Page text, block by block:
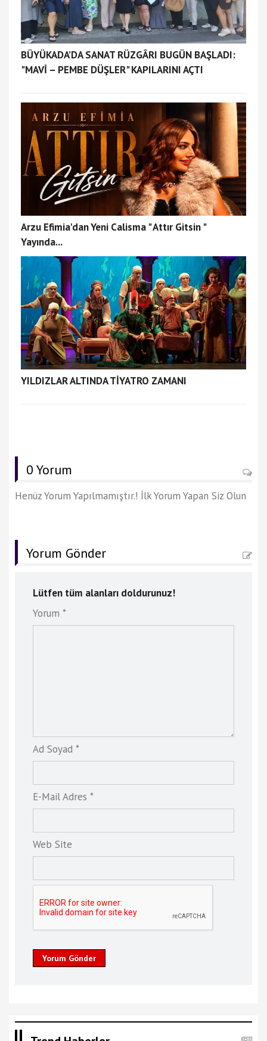
BÜYÜKADA’DA SANAT RÜZGÂRI BUGÜN BAŞLADI:
"MAVİ – PEMBE DÜŞLER" KAPILARINI AÇTI
Arzu Efimia'dan Yeni Calisma " Attır Gitsin "
Yayında...
YILDIZLAR ALTINDA TİYATRO ZAMANI
0 Yorum
Henüz Yorum Yapılmamıştır.! İlk Yorum Yapan Siz Olun
Yorum Gönder
Lütfen tüm alanları doldurunuz!
Yorum *
Ad Soyad *
E-Mail Adres *
Web Site
Yorum Gönder